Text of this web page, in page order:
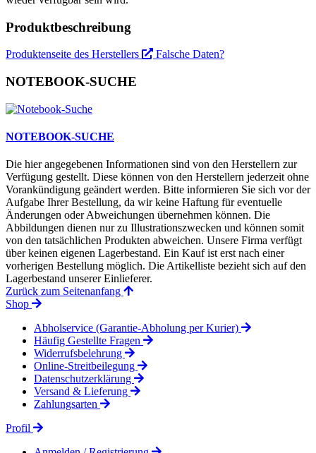
Produktbeschreibung
Produktenseite des Herstellers Falsche Daten?
NOTEBOOK-SUCHE
NOTEBOOK-SUCHE
Die hier angegebenen Informationen sind von den Herstellern zur
Verfügung gestellt. Diese können von den Herstellern jederzeit ohne
Vorankündigung geändert werden. Bitte informieren Sie sich vor der
Aufgabe Ihrer Bestellung, da wir keine Haftung für eventuelle
Änderungen oder Abweichungen übernehmen können. Die
Abbildungen dienen nur zu Illustrationszwecken und können somit
von den tatsächlichen Produkten abweichen. Unsere Firma verfügt
über keinen eigenen Lagerbestand. Ein Kauf ist erst nach einer
vorherigen Bestellung möglich. Die Artikelliste bezieht sich auf den
Lagerbestand unserer Einlieferer.
Zurück zum Seitenanfang
Shop
Abholservice (Garantie-Abholung per Kurier)
Häufig Gestellte Fragen
Widerrufsbelehrung
Online-Streitbeilegung
Datenschutzerklärung
Versand & Lieferung
Zahlungsarten
Profil